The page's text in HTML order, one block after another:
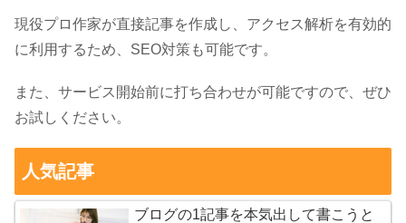
現役プロ作家が直接記事を作成し、アクセス解析を有効的
に利用するため、SEO対策も可能です。
また、サービス開始前に打ち合わせが可能ですので、ぜひ
お試しください。
人気記事
ブログの1記事を本気出して書こうと